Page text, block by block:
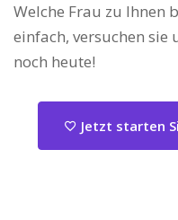
Welche Frau zu Ihnen
einfach, versuchen sie
noch heute!
Jetzt starten